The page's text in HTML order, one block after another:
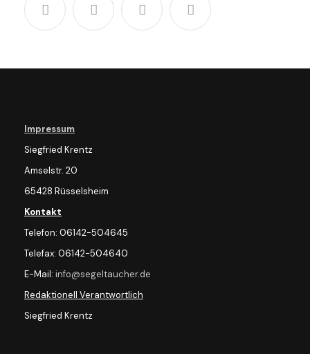
Impressum
Siegfried Krentz
Amselstr. 20
65428 Rüsselsheim
Kontakt
Telefon: 06142-504645
Telefax: 06142-504640
E-Mail: info@segeltaucher.de
Redaktionell Verantwortlich
Siegfried Krentz